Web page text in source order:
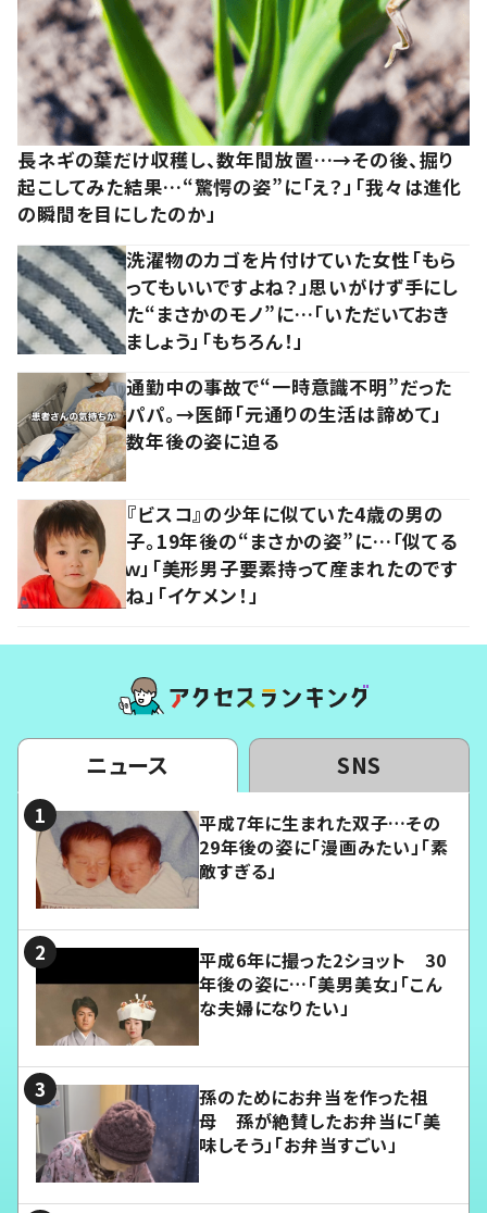
長ネギの葉だけ収穫し、数年間放置…→その後、掘り
起こしてみた結果…“驚愕の姿”に「え？」「我々は進化
の瞬間を目にしたのか」
洗濯物のカゴを片付けていた女性「もら
ってもいいですよね？」思いがけず手にし
た“まさかのモノ”に…「いただいておき
ましょう」「もちろん！」
通勤中の事故で“一時意識不明”だった
パパ。→医師「元通りの生活は諦めて」
数年後の姿に迫る
『ビスコ』の少年に似ていた4歳の男の
子。19年後の“まさかの姿”に…「似てる
ｗ」「美形男子要素持って産まれたのです
ね」「イケメン！」
ニュース SNS
平成7年に生まれた双子…その
29年後の姿に「漫画みたい」「素
敵すぎる」
平成6年に撮った2ショット 30
年後の姿に…「美男美女」「こん
な夫婦になりたい」
孫のためにお弁当を作った祖
母 孫が絶賛したお弁当に「美
味しそう」「お弁当すごい」